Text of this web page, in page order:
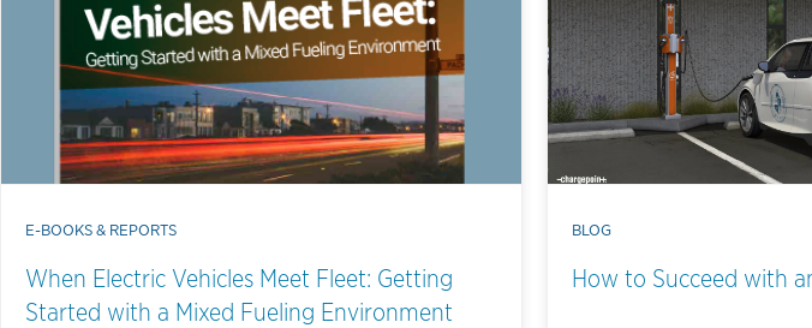
E-BOOKS & REPORTS
When Electric Vehicles Meet Fleet: Getting
Started with a Mixed Fueling Environment
BLOG
How to Succeed with